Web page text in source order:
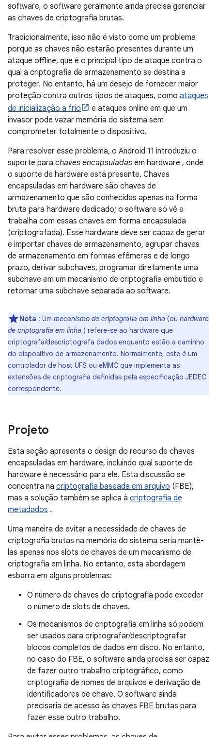
software, o software geralmente ainda precisa gerenciar
as chaves de criptografia brutas.
Tradicionalmente, isso não é visto como um problema
porque as chaves não estarão presentes durante um
ataque offline, que é o principal tipo de ataque contra o
qual a criptografia de armazenamento se destina a
proteger. No entanto, há um desejo de fornecer maior
proteção contra outros tipos de ataques, como ataques
de inicialização a frio
e ataques online em que um
invasor pode vazar memória do sistema sem
comprometer totalmente o dispositivo.
Para resolver esse problema, o Android 11 introduziu o
suporte para chaves encapsuladas em hardware , onde
o suporte de hardware está presente. Chaves
encapsuladas em hardware são chaves de
armazenamento que são conhecidas apenas na forma
bruta para hardware dedicado; o software só vê e
trabalha com essas chaves em forma encapsulada
(criptografada). Esse hardware deve ser capaz de gerar
e importar chaves de armazenamento, agrupar chaves
de armazenamento em formas efêmeras e de longo
prazo, derivar subchaves, programar diretamente uma
subchave em um mecanismo de criptografia embutido e
retornar uma subchave separada ao software.
Nota : Um mecanismo de criptografia em linha (ou hardware
de criptografia em linha ) refere-se ao hardware que
criptografa/descriptografa dados enquanto estão a caminho
do dispositivo de armazenamento. Normalmente, este é um
controlador de host UFS ou eMMC que implementa as
extensões de criptografia definidas pela especificação JEDEC
correspondente.
Projeto
Esta seção apresenta o design do recurso de chaves
encapsuladas em hardware, incluindo qual suporte de
hardware é necessário para ele. Esta discussão se
concentra na criptografia baseada em arquivo (FBE),
mas a solução também se aplica à criptografia de
metadados .
Uma maneira de evitar a necessidade de chaves de
criptografia brutas na memória do sistema seria mantê-
las apenas nos slots de chaves de um mecanismo de
criptografia em linha. No entanto, esta abordagem
esbarra em alguns problemas:
O número de chaves de criptografia pode exceder
o número de slots de chaves.
Os mecanismos de criptografia em linha só podem
ser usados ​​para criptografar/descriptografar
blocos completos de dados em disco. No entanto,
no caso do FBE, o software ainda precisa ser capaz
de fazer outro trabalho criptográfico, como
criptografia de nomes de arquivos e derivação de
identificadores de chave. O software ainda
precisaria de acesso às chaves FBE brutas para
fazer esse outro trabalho.